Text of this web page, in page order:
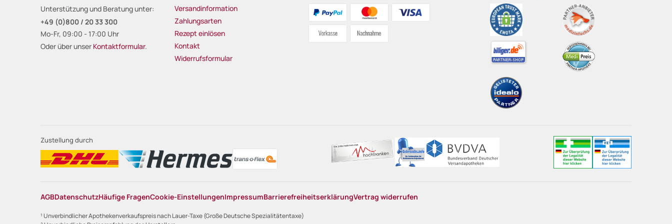
Unterstützung und Beratung unter:
+49 (0)800 / 20 33 300
Mo-Fr, 09:00 - 17:00 Uhr
Oder über unser Kontaktformular.
Versandinformation
Zahlungsarten
Rezept einlösen
Kontakt
Widerrufsformular
Zustellung durch
AGBDatenschutzHäufige FragenCookie-EinstellungenImpressumBarrierefreiheitserklärungVertrag widerrufen
¹ Unverbindlicher Apothekenverkaufspreis nach Lauer-Taxe (Große Deutsche Spezialitätentaxe)